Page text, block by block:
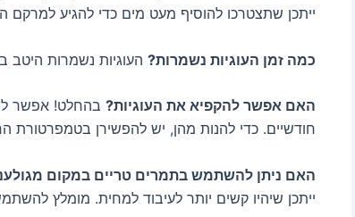
ייתכן שתצטרכו להוסיף מעט מים כדי להגיע למרקם
כמה זמן העוגיות נשמרות? העוגיות נשמרות
האם אפשר להקפיא את העוגיות? בהחלט! אפשר
חודשיים. כדי להנות מהן, יש להפשירן בטמפרטורת
האם ניתן להשתמש בתמרים טריים במקום
ייתכן שיהיו קשים יותר לעיבוד למחית. מומלץ